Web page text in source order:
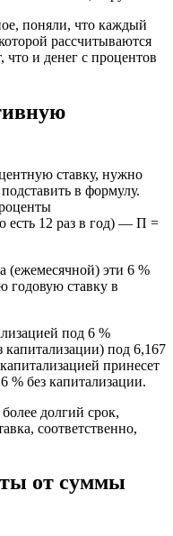
поняли, что каждый
рассчитываются
что и денег с процентов
ставку, нужно
в формулу.
есть 12 раз в год) — П =
(ежемесячной) эти 6 %
годовую ставку в
под 6 %
капитализации) под 6,167
принесет
% без капитализации.
долгий срок,
соответственно,
от суммы